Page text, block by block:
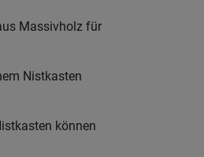
Massivholz für
Nistkasten
können